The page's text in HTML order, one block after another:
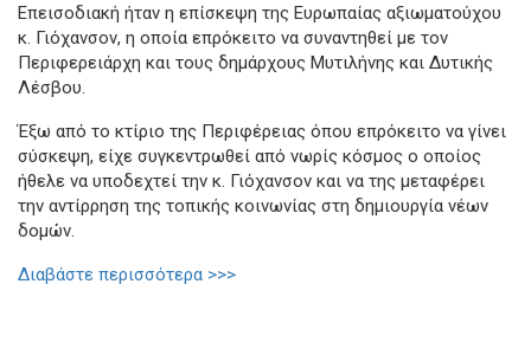
Επεισοδιακή ήταν η επίσκεψη της Ευρωπαίας αξιωματούχου
κ. Γιόχανσον, η οποία επρόκειτο να συναντηθεί με τον
Περιφερειάρχη και τους δημάρχους Μυτιλήνης και Δυτικής
Λέσβου.
Έξω από το κτίριο της Περιφέρειας όπου επρόκειτο να γίνει
σύσκεψη, είχε συγκεντρωθεί από νωρίς κόσμος ο οποίος
ήθελε να υποδεχτεί την κ. Γιόχανσον και να της μεταφέρει
την αντίρρηση της τοπικής κοινωνίας στη δημιουργία νέων
δομών.
Διαβάστε περισσότερα >>>